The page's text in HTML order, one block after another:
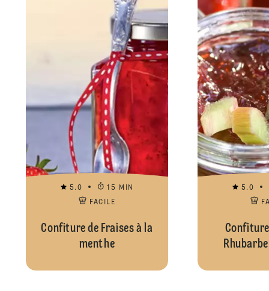
5.0
15 MIN
FACILE
Confiture de Fraises à la
menthe
5.0